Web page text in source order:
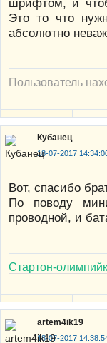
шрифтом, и
Это то что
абсолютно
Пользователь
Кубанец
18-07-2017
Вот, спасибо
По поводу
проводной, и
Стартон-
artem4ik19
18-07-2017